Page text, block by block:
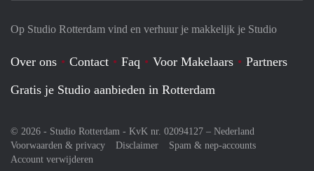
Op Studio Rotterdam vind en verhuur je makkelijk je Studio
Over ons Contact Faq Voor Makelaars
Partners
Gratis je Studio aanbieden in Rotterdam
© 2026 - Studio Rotterdam - KvK nr. 02094127 – Nederland
Voorwaarden & privacy
Disclaimer
Spam & nep-accounts
Account verwijderen